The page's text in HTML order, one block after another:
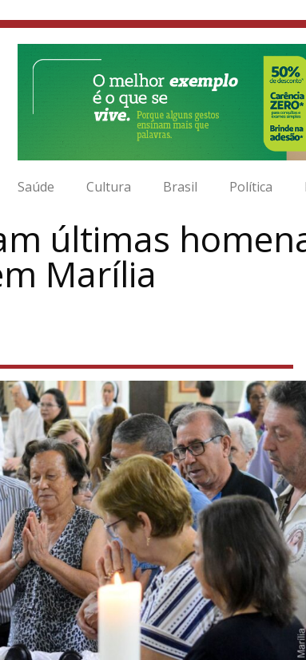
Saúde Cultura Brasil Política
últimas
Marília